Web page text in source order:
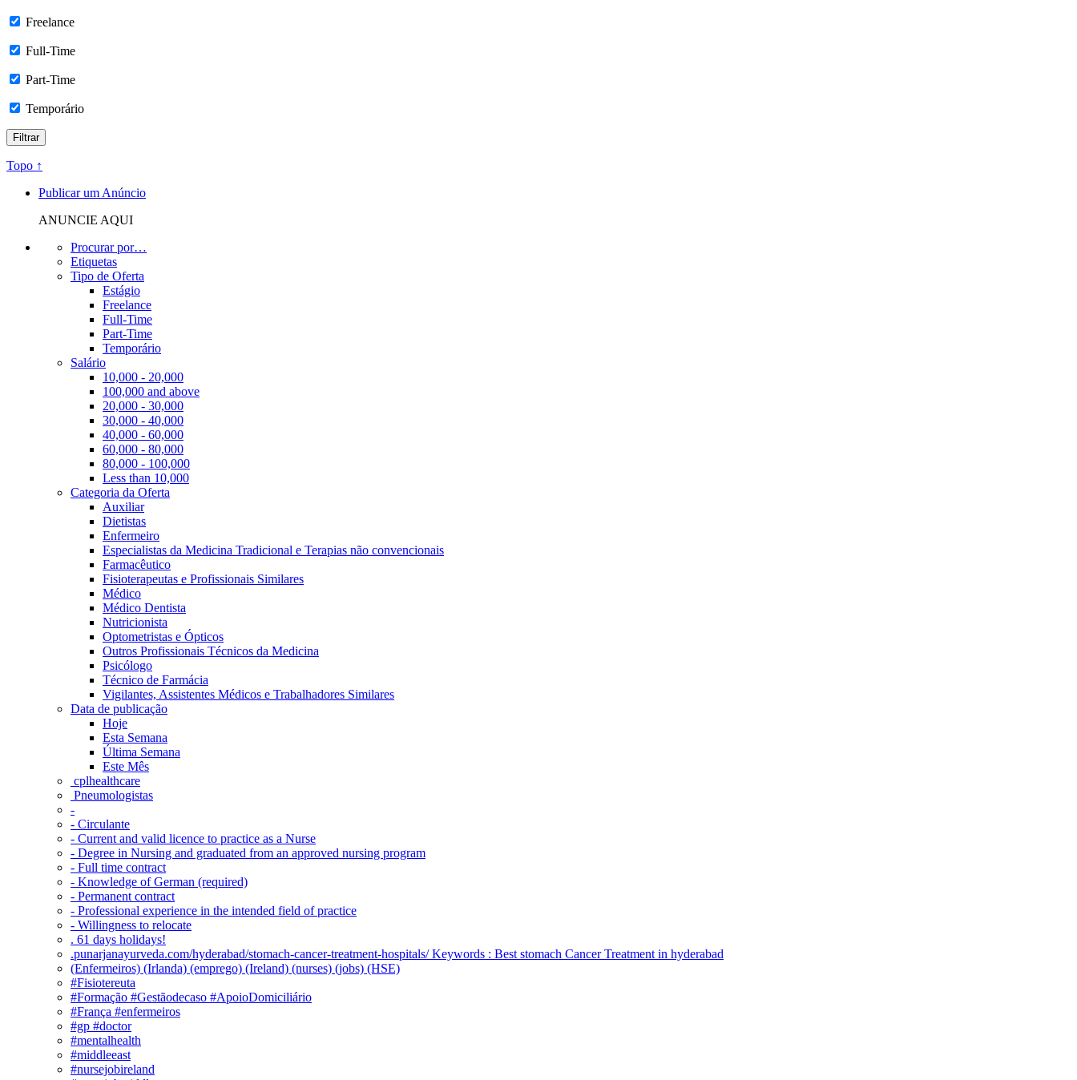
Freelance
Full-Time
Part-Time
Temporário
Topo ↑
Publicar um Anúncio
ANUNCIE AQUI
Procurar por…
Etiquetas
Tipo de Oferta
Estágio
Freelance
Full-Time
Part-Time
Temporário
Salário
10,000 - 20,000
100,000 and above
20,000 - 30,000
30,000 - 40,000
40,000 - 60,000
60,000 - 80,000
80,000 - 100,000
Less than 10,000
Categoria da Oferta
Auxiliar
Dietistas
Enfermeiro
Especialistas da Medicina Tradicional e Terapias não convencionais
Farmacêutico
Fisioterapeutas e Profissionais Similares
Médico
Médico Dentista
Nutricionista
Optometristas e Ópticos
Outros Profissionais Técnicos da Medicina
Psicólogo
Técnico de Farmácia
Vigilantes, Assistentes Médicos e Trabalhadores Similares
Data de publicação
Hoje
Esta Semana
Última Semana
Este Mês
‎ cplhealthcare‬
Pneumologistas
-
- Circulante
- Current and valid licence to practice as a Nurse
- Degree in Nursing and graduated from an approved nursing program
- Full time contract
- Knowledge of German (required)
- Permanent contract
- Professional experience in the intended field of practice
- Willingness to relocate
. 61 days holidays!
.punarjanayurveda.com/hyderabad/stomach-cancer-treatment-hospitals/ Keywords : Best stomach Cancer Treatment in hyderabad
(Enfermeiros) (Irlanda) (emprego) (Ireland) (nurses) (jobs) (HSE)
#Fisiotereuta
#Formação #Gestãodecaso #ApoioDomiciliário
#França #enfermeiros
#gp #doctor
#mentalhealth
#middleeast
#nursejobireland